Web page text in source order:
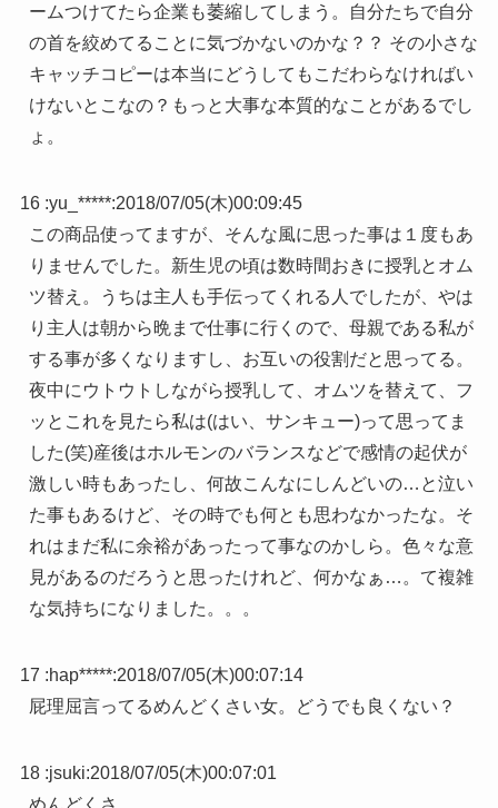
ームつけてたら企業も萎縮してしまう。自分たちで自分
の首を絞めてることに気づかないのかな？？ その小さな
キャッチコピーは本当にどうしてもこだわらなければい
けないとこなの？もっと大事な本質的なことがあるでし
ょ。
16 :yu_*****:2018/07/05(木)00:09:45
この商品使ってますが、そんな風に思った事は１度もあ
りませんでした。新生児の頃は数時間おきに授乳とオム
ツ替え。うちは主人も手伝ってくれる人でしたが、やは
り主人は朝から晩まで仕事に行くので、母親である私が
する事が多くなりますし、お互いの役割だと思ってる。
夜中にウトウトしながら授乳して、オムツを替えて、フ
ッとこれを見たら私は(はい、サンキュー)って思ってま
した(笑)産後はホルモンのバランスなどで感情の起伏が
激しい時もあったし、何故こんなにしんどいの…と泣い
た事もあるけど、その時でも何とも思わなかったな。そ
れはまだ私に余裕があったって事なのかしら。色々な意
見があるのだろうと思ったけれど、何かなぁ…。て複雑
な気持ちになりました。。。
17 :hap*****:2018/07/05(木)00:07:14
屁理屈言ってるめんどくさい女。どうでも良くない？
18 :jsuki:2018/07/05(木)00:07:01
めんどくさ